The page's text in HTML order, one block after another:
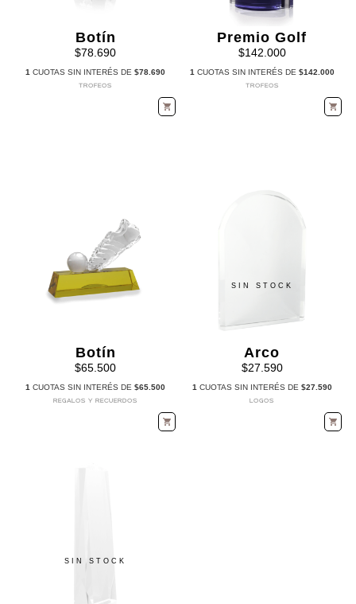
Botín
$78.690
1 CUOTAS SIN INTERÉS DE$78.690
TROFEOS
Premio Golf
$142.000
1 CUOTAS SIN INTERÉS DE $142.000
TROFEOS
Botín
$65.500
1 CUOTAS SIN INTERÉS DE$65.500
REGALOS Y RECUERDOS
SIN STOCK
Arco
$27.590
1 CUOTAS SIN INTERÉS DE $27.590
LOGOS
SIN STOCK